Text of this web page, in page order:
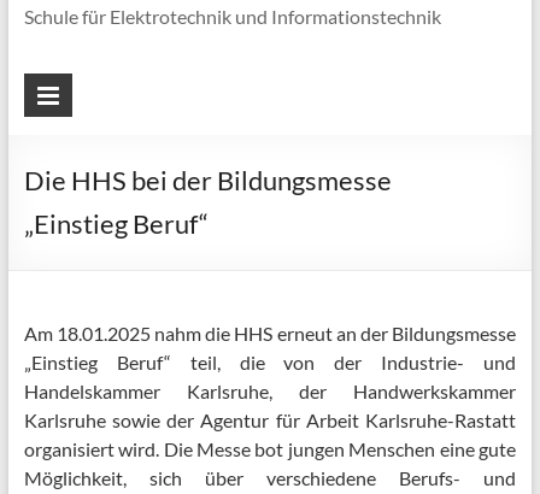
Schule für Elektrotechnik und Informationstechnik
Die HHS bei der Bildungsmesse
„Einstieg Beruf“
Am 18.01.2025 nahm die HHS erneut an der Bildungsmesse
„Einstieg Beruf“ teil, die von der Industrie- und
Handelskammer Karlsruhe, der Handwerkskammer
Karlsruhe sowie der Agentur für Arbeit Karlsruhe-Rastatt
organisiert wird. Die Messe bot jungen Menschen eine gute
Möglichkeit, sich über verschiedene Berufs- und